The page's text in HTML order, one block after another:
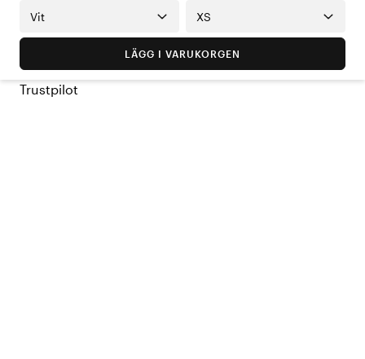
Vit XS
LÄGG I VARUKORGEN
Trustpilot